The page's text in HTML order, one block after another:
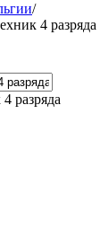
/
4 разряда
разряда